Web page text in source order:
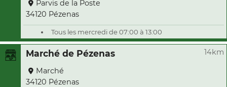
Parvis de la Poste
34120 Pézenas
Tous les mercredi de 07:00 à 13:00
Marché de Pézenas 14km
Marché
34120 Pézenas